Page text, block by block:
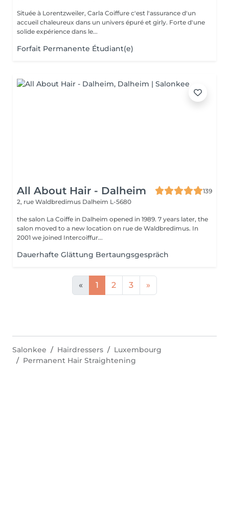
Située à Lorentzweiler, Carla Coiffure c'est l'assurance d'un
accueil chaleureux dans un univers épuré et girly. Forte d'une
solide expérience dans le...
Forfait Permanente Étudiant(e)
All About Hair - Dalheim
139
2, rue Waldbredimus Dalheim L-5680
the salon La Coiffe in Dalheim opened in 1989. 7 years later, the
salon moved to a new location on rue de Waldbredimus. In
2001 we joined Intercoiffur...
Dauerhafte Glättung Bertaungsgespräch
« 1 2 3 »
Salonkee Hairdressers
Luxembourg
Permanent Hair Straightening